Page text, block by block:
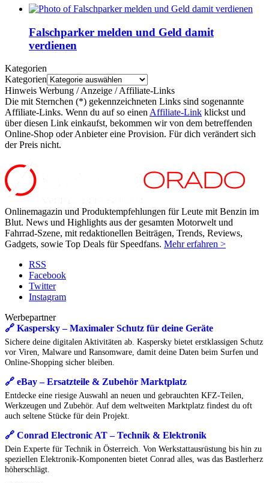
Falschparker melden und Geld damit
verdienen
Kategorien
Kategorien
Hinweis Werbung / Anzeige / Affiliate-Links
Die mit Sternchen (*) gekennzeichneten Links sind sogenannte
Affiliate-Links. Wenn du auf so einen Affiliate-Link klickst und
über diesen Link einkaufst, bekommen wir von dem betreffenden
Online-Shop oder Anbieter eine Provision. Für dich verändert sich
der Preis nicht.
Onlinemagazin und Produktempfehlungen für Leute mit Benzin im
Blut. News und Highlights aus der gesamten Motorwelt und
Fahrrad-Szene, mit redaktionellen Beiträgen, Trends, Reviews,
Gadgets, sowie Top Deals für Speedfans. Mehr erfahren >
RSS
Facebook
Twitter
Instagram
Werbepartner
🔗 Kaspersky – Maximaler Schutz für deine Geräte
Sichere deine digitalen Aktivitäten ab. Kaspersky bietet erstklassigen Schutz
vor Viren, Malware und Ransomware, damit deine Daten beim Surfen und
Online-Shopping sicher bleiben.
🔗 eBay – Ersatzteile & Zubehör Marktplatz
Entdecke eine riesige Auswahl an neuen und gebrauchten KFZ-Teilen,
Werkzeugen und Zubehör. Auf dem weltweiten Marktplatz findest du oft
auch seltene Stücke für dein Projekt.
🔗 Conrad Electronic AT – Technik & Elektronik
Dein Experte für Technik in Österreich. Von Werkstattausrüstung bis hin zu
speziellen Elektronik-Komponenten bietet Conrad alles, was das Bastlerherz
höherschlägt.